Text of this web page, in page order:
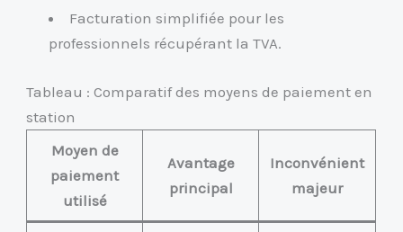
Facturation simplifiée pour les
professionnels récupérant la TVA.
Tableau : Comparatif des moyens de paiement en
station
Moyen de
paiement
utilisé
Avantage
principal
Inconvénient
majeur